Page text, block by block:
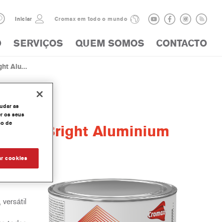
Iniciar Cromax em todo o mundo
SERVIÇOS QUEM SOMOS CONTACTO
Alu...
Bright Aluminium
versátil
as
os seus
de
cookies